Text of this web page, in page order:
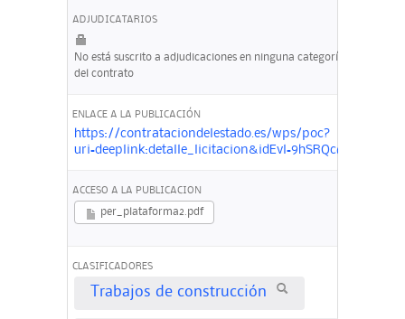
ADJUDICATARIOS
No está suscrito a adjudicaciones en ninguna categoría
del contrato
ENLACE A LA PUBLICACIÓN
https://contrataciondelestado.es/wps/poc?
ACCESO A LA PUBLICACION
per_plataforma2.pdf
CLASIFICADORES
Trabajos de construcción